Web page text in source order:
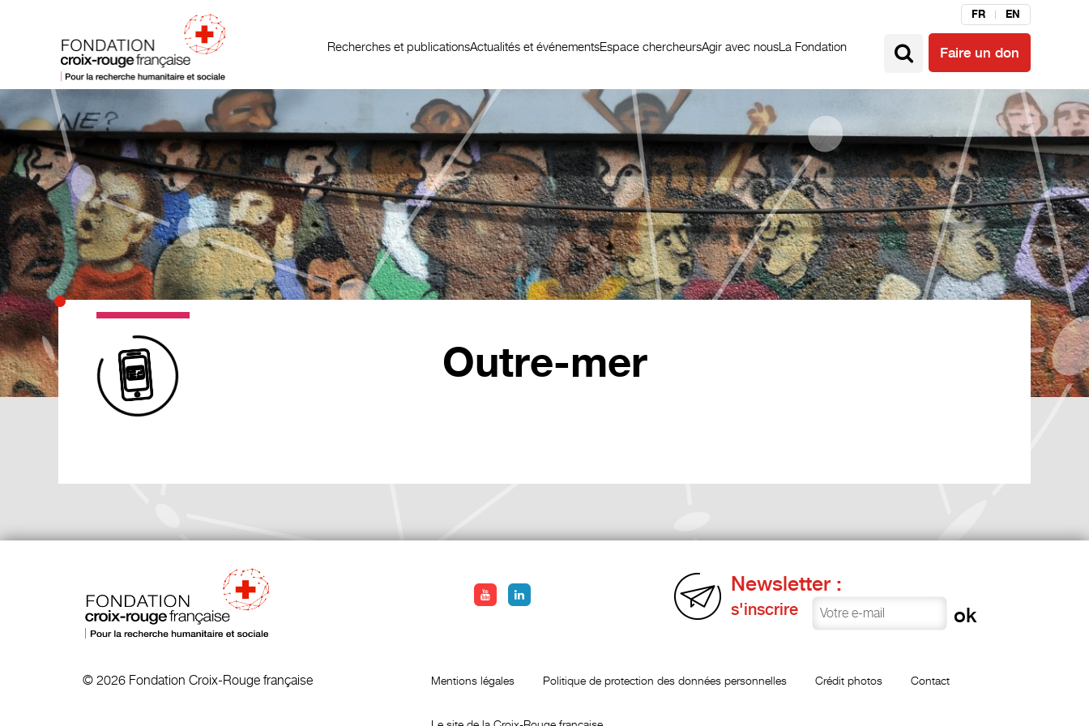
FR EN
Recherches et publicationsActualités et événementsEspace chercheursAgir avec nousLa Fondation Faire un don
Outre-mer
Newsletter :
s'inscrire
© 2026 Fondation Croix-Rouge française Mentions légales Politique de protection des données personnelles Crédit photos Contact